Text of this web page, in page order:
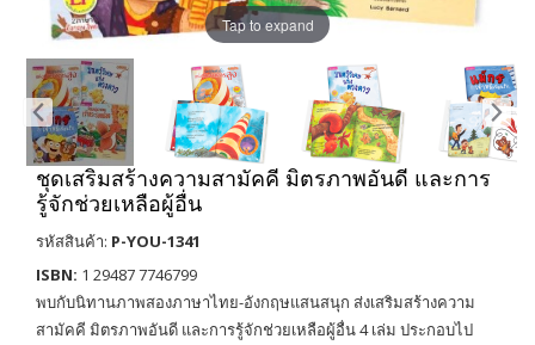
Tap to expand
ชุดเสริมสร้างความสามัคคี มิตรภาพอันดี และการ
รู้จักช่วยเหลือผู้อื่น
รหัสสินค้า: P-YOU-1341
ISBN: 1 29487 7746799
พบกับนิทานภาพสองภาษาไทย-อังกฤษแสนสนุก ส่งเสริมสร้างความ
สามัคคี มิตรภาพอันดี และการรู้จักช่วยเหลือผู้อื่น 4 เล่ม ประกอบไป